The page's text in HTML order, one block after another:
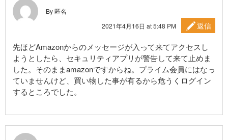
By 匿名
2021年4月16日 at 5:48 PM
返信
先ほどAmazonからのメッセージが入って来てアクセスし
ようとしたら、セキュリティアプリが警告して来て止めま
した。そのままamazonですからね。プライム会員にはなっ
ていませんけど、買い物した事が有るから危うくログイン
するところでした。